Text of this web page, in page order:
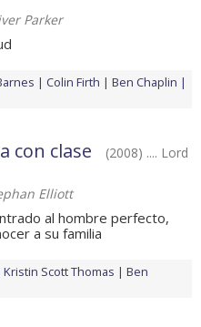
Parker
Colin Firth
Ben Chaplin
con clase
(2008) .... Lord
Elliott
al hombre perfecto,
a su familia
Kristin Scott Thomas
Ben